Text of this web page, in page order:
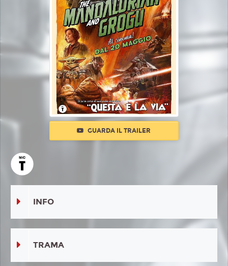
GUARDA IL TRAILER
INFO
TRAMA